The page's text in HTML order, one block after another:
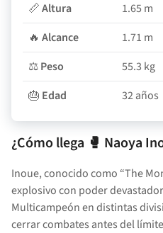
📏Altura 1.65 m
🔥 Alcance 1.71 m
⚖Peso 55.3 kg
🎂 Edad 32 años
¿Cómo llega 🥊 Naoya
Inoue, conocido como “The
explosivo con poder
Multicampeón en distintas
cerrar combates antes del